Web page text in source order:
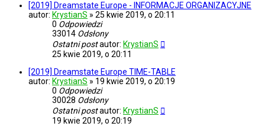
[2019] Dreamstate Europe - INFORMACJE ORGANIZACYJNE
autor: KrystianS » 25 kwie 2019, o 20:11
0 Odpowiedzi
33014 Odsłony
Ostatni postautor: KrystianS
25 kwie 2019, o 20:11
[2019] Dreamstate Europe TIME-TABLE
autor: KrystianS » 19 kwie 2019, o 20:19
0 Odpowiedzi
30028 Odsłony
Ostatni postautor: KrystianS
19 kwie 2019, o 20:19